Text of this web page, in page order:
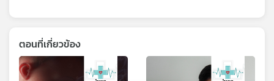
ตอนที่เกี่ยวข้อง